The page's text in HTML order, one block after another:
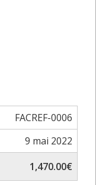
FACREF-0006
9 mai 2022
1,470.00€